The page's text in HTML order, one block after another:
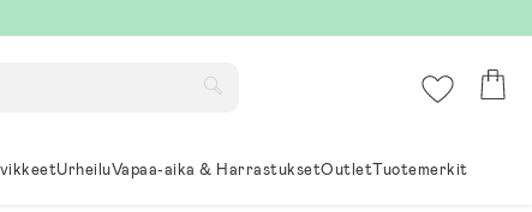
UrheiluVapaa-aika & HarrastuksetOutletTuotemerkit